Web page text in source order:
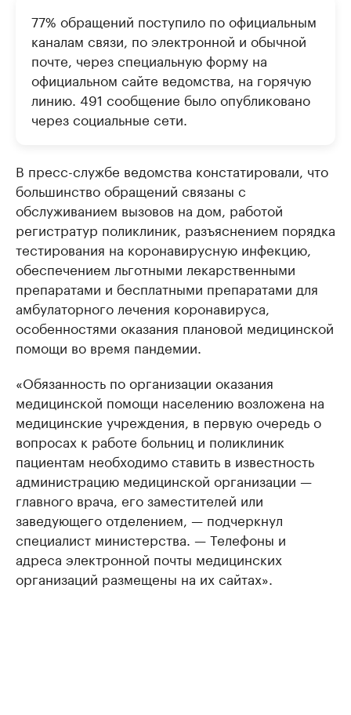
77% обращений поступило по официальным
каналам связи, по электронной и обычной
почте, через специальную форму на
официальном сайте ведомства, на горячую
линию. 491 сообщение было опубликовано
через социальные сети.
В пресс-службе ведомства констатировали, что
большинство обращений связаны с
обслуживанием вызовов на дом, работой
регистратур поликлиник, разъяснением порядка
тестирования на коронавирусную инфекцию,
обеспечением льготными лекарственными
препаратами и бесплатными препаратами для
амбулаторного лечения коронавируса,
особенностями оказания плановой медицинской
помощи во время пандемии.
«Обязанность по организации оказания
медицинской помощи населению возложена на
медицинские учреждения, в первую очередь о
вопросах к работе больниц и поликлиник
пациентам необходимо ставить в известность
администрацию медицинской организации —
главного врача, его заместителей или
заведующего отделением, — подчеркнул
специалист министерства. — Телефоны и
адреса электронной почты медицинских
организаций размещены на их сайтах».